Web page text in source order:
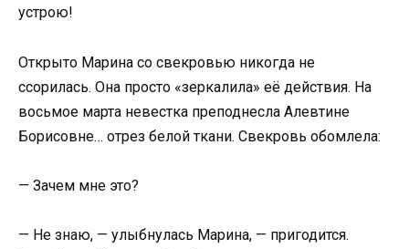
устрою!
Открыто Марина со свекровью никогда не
ссорилась. Она просто «зеркалила» её действия. На
восьмое марта невестка преподнесла Алевтине
Борисовне… отрез белой ткани. Свекровь обомлела:
— Зачем мне это?
— Не знаю, — улыбнулась Марина, — пригодится.